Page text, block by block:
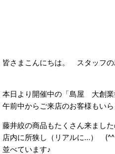
皆さまこんにちは。 スタッフの
本日より開催中の「島屋 大創業
午前中からご来店のお客様もいら
藤井絞の商品もたくさん来ました
店内に所狭し（リアルに…） (^^
並べています♪